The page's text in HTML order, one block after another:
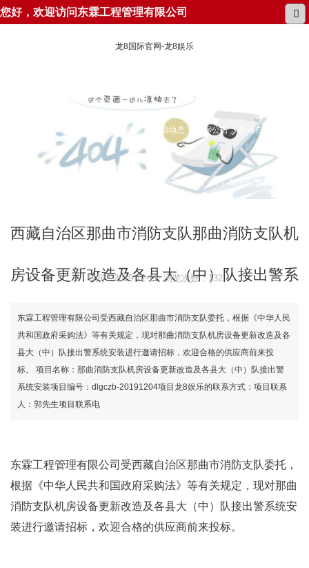
您好，欢迎访问东霖工程管理有限公司
龙8国际官网-龙8娱乐
所在位置： 龙8国际官网-龙8娱乐 新闻动态 招标公告 西藏自治区那曲
市消防支队那曲消防支队机房设备更新改造及各县大（中）队接出警系统安装
邀请招标公告
西藏自治区那曲市消防支队那曲消防支队机
房设备更新改造及各县大（中）队接出警系
统安装邀请招标公告东霖工程管理有限公
司-龙8国际官网
时间：2019-12-11 浏览次数：132
东霖工程管理有限公司受西藏自治区那曲市消防支队委托，根据《中华人民
共和国政府采购法》等有关规定，现对那曲消防支队机房设备更新改造及各
县大（中）队接出警系统安装进行邀请招标，欢迎合格的供应商前来投
标。 项目名称：那曲消防支队机房设备更新改造及各县大（中）队接出警
系统安装项目编号：dlgczb-20191204项目龙8娱乐的联系方式：项目联系
人：郭先生项目联系电
东霖工程管理有限公司受西藏自治区那曲市消防支队委托，
根据《中华人民共和国政府采购法》等有关规定，现对那曲
消防支队机房设备更新改造及各县大（中）队接出警系统安
装进行邀请招标，欢迎合格的供应商前来投标。